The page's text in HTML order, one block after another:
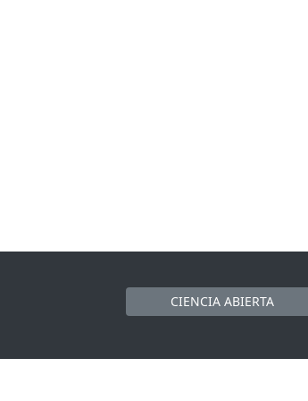
CIENCIA ABIERTA